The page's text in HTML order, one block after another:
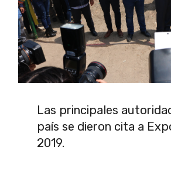
Las principales
país se dieron cita a
2019.